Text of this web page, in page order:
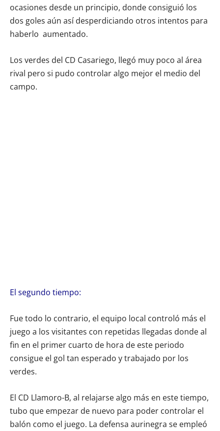
ocasiones desde un principio, donde consiguió los
dos goles aún así desperdiciando otros intentos para
haberlo aumentado.
Los verdes del CD Casariego, llegó muy poco al área
rival pero si pudo controlar algo mejor el medio del
campo.
El segundo tiempo:
Fue todo lo contrario, el equipo local controló más el
juego a los visitantes con repetidas llegadas donde al
fin en el primer cuarto de hora de este periodo
consigue el gol tan esperado y trabajado por los
verdes.
El CD Llamoro-B, al relajarse algo más en este tiempo,
tubo que empezar de nuevo para poder controlar el
balón como el juego. La defensa aurinegra se empleó